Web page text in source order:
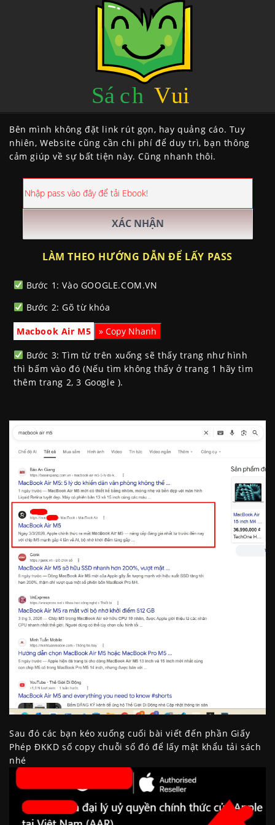
Bên mình không đặt link rút gọn, hay quảng cáo. Tuy
nhiên, Website cũng cần chi phí để duy trì, bạn thông
cảm giúp về sự bất tiện này. Cũng nhanh thôi.
LÀM THEO HƯỚNG DẪN ĐỂ LẤY PASS
Bước 1: Vào GOOGLE.COM.VN
Bước 2: Gõ từ khóa
Macbook Air M5
Bước 3: Tìm từ trên xuống sẽ thấy trang như hình
thì bấm vào đó (Nếu tìm không thấy ở trang 1 hãy tìm
thêm trang 2, 3 Google ).
Sau đó các bạn kéo xuống cuối bài viết đến phần Giấy
Phép ĐKKD số copy chuỗi số đó để lấy mật khẩu tải sách
nhé